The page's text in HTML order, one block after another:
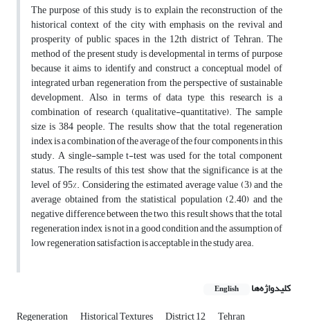
The purpose of this study is to explain the reconstruction of the
historical context of the city with emphasis on the revival and
prosperity of public spaces in the 12th district of Tehran. The
method of the present study is developmental in terms of purpose
because it aims to identify and construct a conceptual model of
integrated urban regeneration from the perspective of sustainable
development. Also, in terms of data type, this research is a
combination of research (qualitative-quantitative). The sample
size is 384 people. The results show that the total regeneration
index is a combination of the average of the four components in this
study. A single-sample t-test was used for the total component
status. The results of this test show that the significance is at the
level of 95%. Considering the estimated average value (3) and the
average obtained from the statistical population (2.40) and the
negative difference between the two, this result shows that the total
regeneration index is not in a good condition and the assumption of
low regeneration satisfaction is acceptable in the study area.
کلیدواژه‌ها English
Regeneration Historical Textures District 12 Tehran